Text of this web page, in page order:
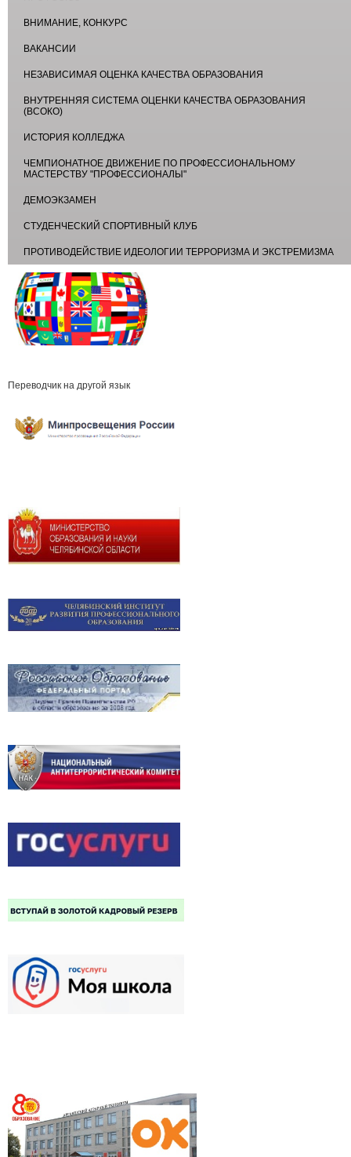
ВНИМАНИЕ, КОНКУРС
ВАКАНСИИ
НЕЗАВИСИМАЯ ОЦЕНКА КАЧЕСТВА ОБРАЗОВАНИЯ
ВНУТРЕННЯЯ СИСТЕМА ОЦЕНКИ КАЧЕСТВА ОБРАЗОВАНИЯ
(ВСОКО)
ИСТОРИЯ КОЛЛЕДЖА
ЧЕМПИОНАТНОЕ ДВИЖЕНИЕ ПО ПРОФЕССИОНАЛЬНОМУ
МАСТЕРСТВУ "ПРОФЕССИОНАЛЫ"
ДЕМОЭКЗАМЕН
СТУДЕНЧЕСКИЙ СПОРТИВНЫЙ КЛУБ
ПРОТИВОДЕЙСТВИЕ ИДЕОЛОГИИ ТЕРРОРИЗМА И ЭКСТРЕМИЗМА
Переводчик на другой язык